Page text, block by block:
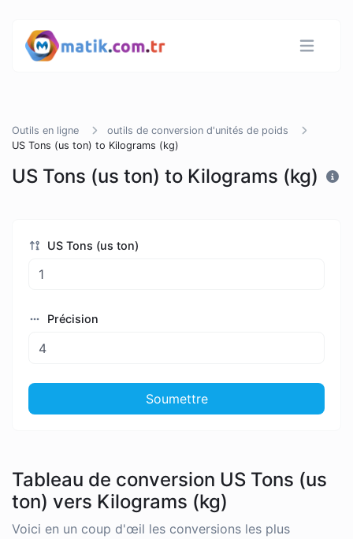
Outils en ligne
outils de conversion d'unités de poids
US Tons (us ton) to Kilograms (kg)
US Tons (us ton) to Kilograms (kg)
US Tons (us ton)
Précision
Soumettre
Tableau de conversion US Tons (us
ton) vers Kilograms (kg)
Voici en un coup d'œil les conversions les plus